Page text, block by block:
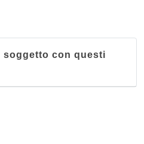
soggetto con questi